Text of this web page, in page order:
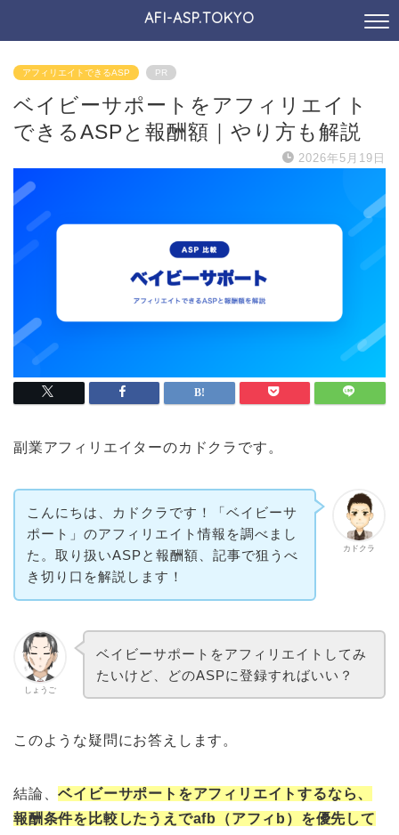
AFI-ASP.TOKYO
アフィリエイトできるASP PR
ベイビーサポートをアフィリエイト
できるASPと報酬額｜やり方も解説
2026年5月19日
副業アフィリエイターのカドクラです。
カドクラ
こんにちは、カドクラです！「ベイビーサ
ポート」のアフィリエイト情報を調べまし
た。取り扱いASPと報酬額、記事で狙うべ
き切り口を解説します！
しょうご
ベイビーサポートをアフィリエイトしてみ
たいけど、どのASPに登録すればいい？
このような疑問にお答えします。
結論、ベイビーサポートをアフィリエイトするなら、
報酬条件を比較したうえでafb（アフィb）を優先して